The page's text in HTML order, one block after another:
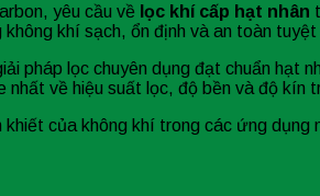
yêu cầu về lọc khí cấp hạt nhân
khí sạch, ổn định và an toàn tuyệt
pháp lọc chuyên dụng đạt chuẩn hạt
về hiệu suất lọc, độ bền và độ kín
của không khí trong các ứng dụng